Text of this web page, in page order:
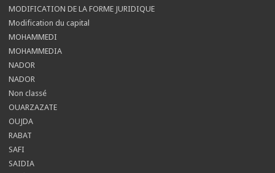
MODIFICATION DE LA FORME JURIDIQUE
Modification du capital
MOHAMMEDI
MOHAMMEDIA
NADOR
NADOR
Non classé
OUARZAZATE
OUJDA
RABAT
SAFI
SAIDIA